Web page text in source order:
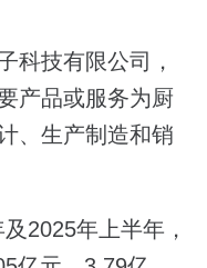
科技有限公司，
产品或服务为厨
、生产制造和销
2025年上半年，